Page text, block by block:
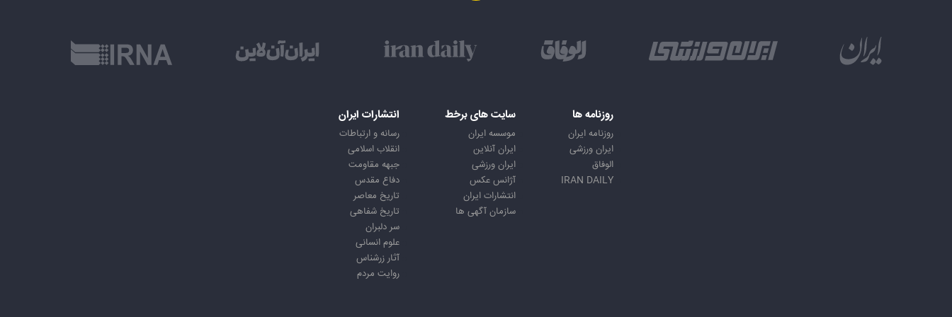
روزنامه ها
روزنامه ایران
ایران ورزشی
الوفاق
IRAN DAILY
سایت های برخط
موسسه ایران
ایران آنلاین
ایران ورزشی
آژانس عکس
انتشارات ایران
سازمان آگهی ها
انتشارات ایران
رسانه و ارتباطات
انقلاب اسلامی
جبهه مقاومت
دفاع مقدس
تاریخ معاصر
تاریخ شفاهی
سر دلبران
علوم انسانی
آثار زرشناس
روایت مردم